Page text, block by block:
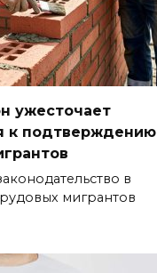
ужесточает
к подтверждению
в
мигрантов